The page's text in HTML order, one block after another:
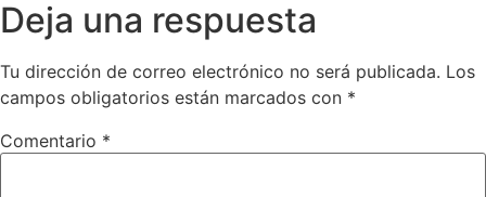
Deja una respuesta
Tu dirección de correo electrónico no será publicada. Los
campos obligatorios están marcados con *
Comentario *